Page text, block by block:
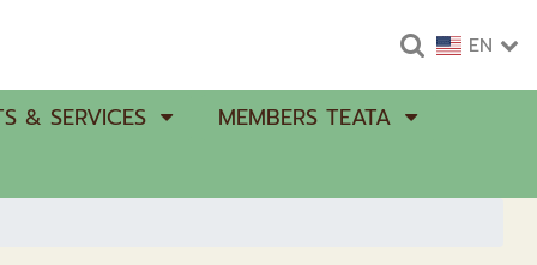
EN
& SERVICES MEMBERS TEATA